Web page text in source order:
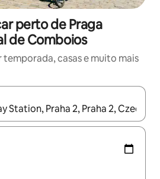
perto de Praga
de Comboios
temporada, casas e muito mais
estiverem disponíveis, explore-os